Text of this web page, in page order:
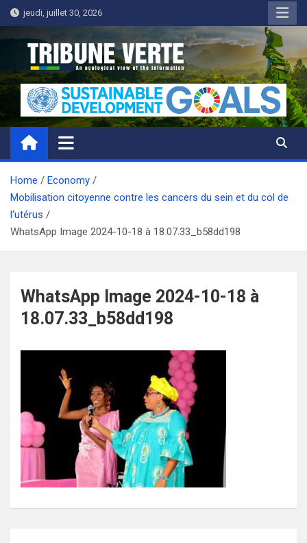
Skip
to
content
jeudi, juillet 30, 2026
Tribune Verte
Un regard écologique de l'information
Home
Economy
Mobilisation citoyenne contre les cancers du sein et du col de
l‘utérus
WhatsApp Image 2024-10-18 à 18.07.33_b58dd198
WhatsApp Image 2024-10-18 à
18.07.33_b58dd198